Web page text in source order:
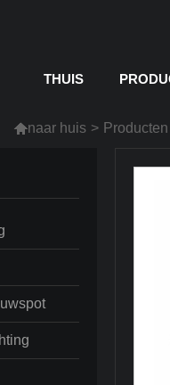
THUIS
naar huis > Producten